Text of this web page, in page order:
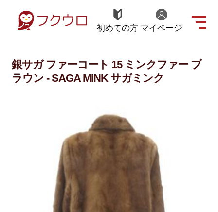
初めての方 マイページ
銀サガ ファーコート 15 ミンクファー ブ
ラウン - SAGA MINK サガミンク